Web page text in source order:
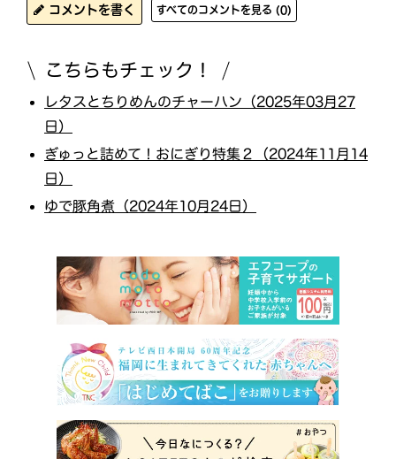
コメントを書く すべてのコメントを見る (0)
こちらもチェック！
レタスとちりめんのチャーハン（2025年03月27
日）
ぎゅっと詰めて！おにぎり特集２（2024年11月14
日）
ゆで豚角煮（2024年10月24日）